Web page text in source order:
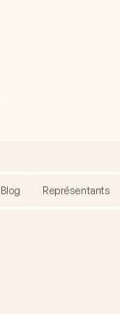
Blog Représentants